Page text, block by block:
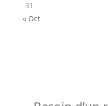
31
« Oct